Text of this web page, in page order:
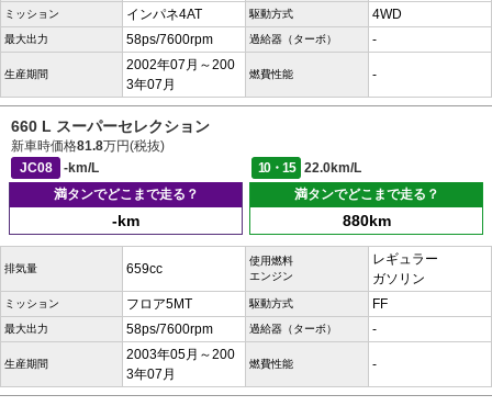
ミッション インパネ4AT 駆動方式 4WD
最大出力 58ps/7600rpm 過給器（ターボ） -
生産期間
2002年07月～200
3年07月
燃費性能 -
660 L スーパーセレクション
新車時価格81.8万円(税抜)
JC08
-km/L 10・15
22.0km/L
満タンでどこまで走る？
-km
満タンでどこまで走る？
880km
排気量 659cc
使用燃料
エンジン
レギュラー
ガソリン
ミッション フロア5MT 駆動方式 FF
最大出力 58ps/7600rpm 過給器（ターボ） -
生産期間
2003年05月～200
3年07月
燃費性能 -